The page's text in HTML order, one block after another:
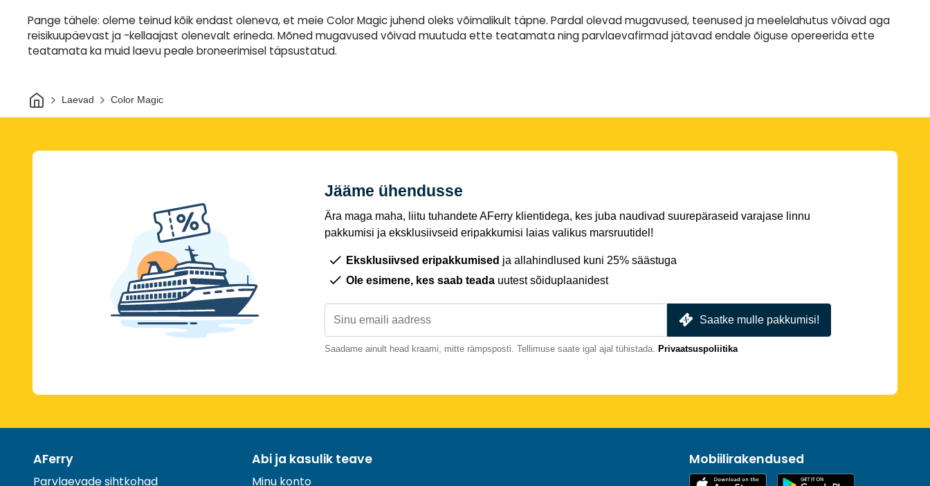
Pange tähele: oleme teinud kõik endast oleneva, et meie Color Magic juhend oleks võimalikult täpne. Pardal olevad mugavused, teenused ja meelelahutus võivad aga
reisikuupäevast ja -kellaajast olenevalt erineda. Mõned mugavused võivad muutuda ette teatamata ning parvlaevafirmad jätavad endale õiguse opereerida ette
teatamata ka muid laevu peale broneerimisel täpsustatud.
AvalehtLaevad Color Magic
Jääme ühendusse
Ära maga maha, liitu tuhandete AFerry klientidega, kes juba naudivad suurepäraseid varajase linnu
pakkumisi ja eksklusiivseid eripakkumisi laias valikus marsruutidel!
Eksklusiivsed eripakkumised ja allahindlused kuni 25% säästuga
Ole esimene, kes saab teada uutest sõiduplaanidest
Saatke mulle pakkumisi!
Saadame ainult head kraami, mitte rämpsposti. Tellimuse saate igal ajal tühistada. Privaatsuspoliitika
AFerry
Parvlaevade sihtkohad
Abi ja kasulik teave
Minu konto
Mobiilirakendused